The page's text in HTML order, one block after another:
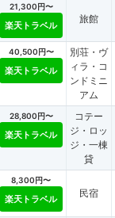
21,300円〜
楽天トラベル
旅館
40,500円〜
楽天トラベル
別荘・ヴ
ィラ・コ
ンドミニ
アム
28,800円〜
楽天トラベル
コテー
ジ・ロッ
ジ・一棟
貸
8,300円〜
楽天トラベル 民宿